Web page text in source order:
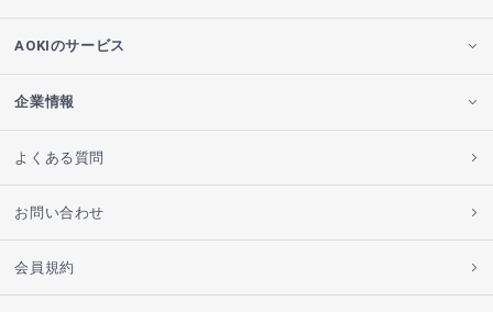
AOKIのサービス
企業情報
よくある質問
お問い合わせ
会員規約